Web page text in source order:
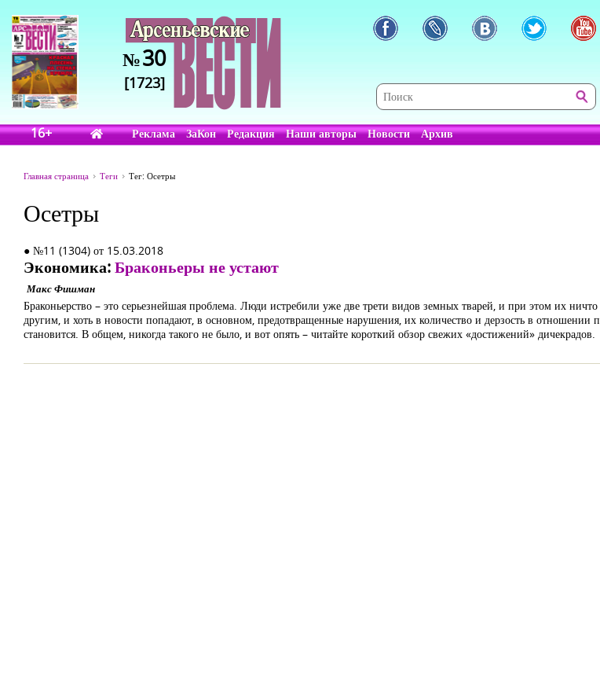
№30
[1723]
16+ Реклама ЗаКон Редакция Наши авторы Новости Архив
Главная страница Теги Тег: Осетры
Осетры
● №11 (1304) от 15.03.2018
Экономика:Браконьеры не устают
Макс Фишман
Браконьерство – это серьезнейшая проблема. Люди истребили уже две трети видов земных тварей, и при этом их
другим, и хоть в новости попадают, в основном, предотвращенные нарушения, их количество и дерзость в отношении
становится. В общем, никогда такого не было, и вот опять – читайте короткий обзор свежих «достижений» дичекрадов.